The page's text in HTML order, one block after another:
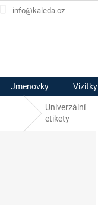
info@kaleda.cz
Jmenovky Vizitky
Univerzální
etikety